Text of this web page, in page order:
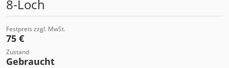
8-Loch
Festpreis zzgl. MwSt.
75 €
Zustand
Gebraucht